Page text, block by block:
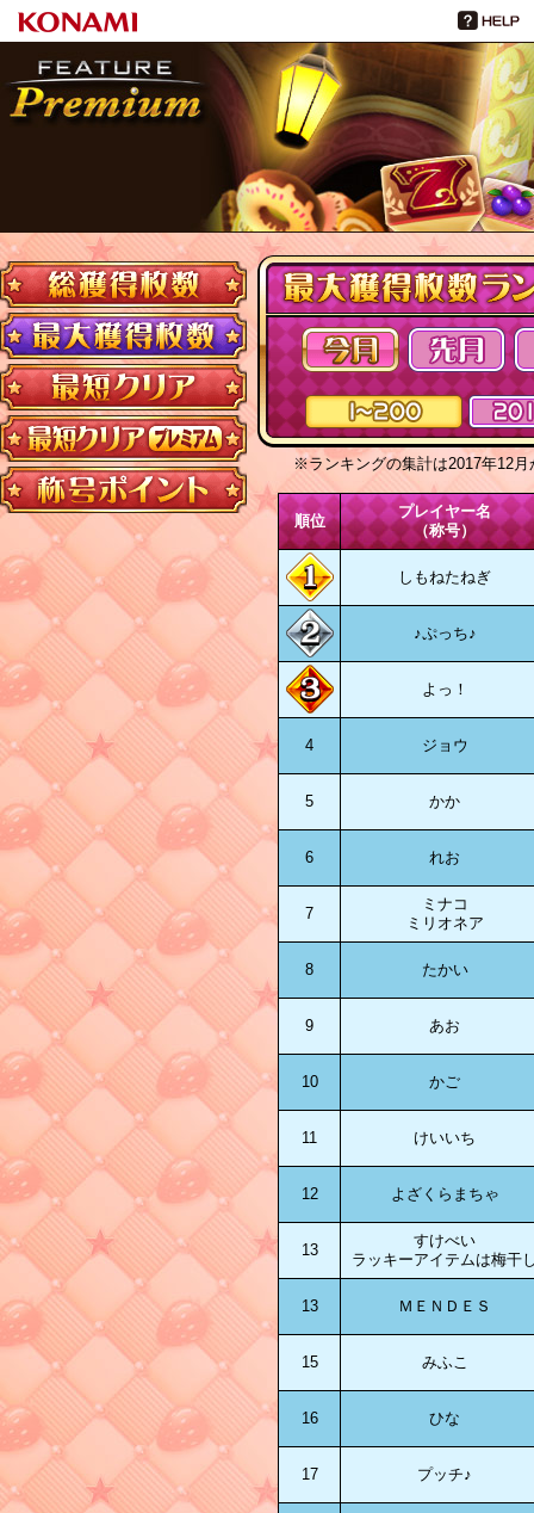
今月
先月
今
1～200
201～400
※ランキングの集計
順位
プレイヤー名
（称号）
しもねたねぎ
♪ぷっち♪
よっ！
4 ジョウ
5 かか
6 れお
7
ミナコ
ミリオネア
8 たかい
9 あお
10 かご
11 けいいち
12 よざくらまちゃ
13
すけべい
ラッキーアイテムは梅干
13 ＭＥＮＤＥＳ
15 みふこ
16 ひな
17 プッチ♪